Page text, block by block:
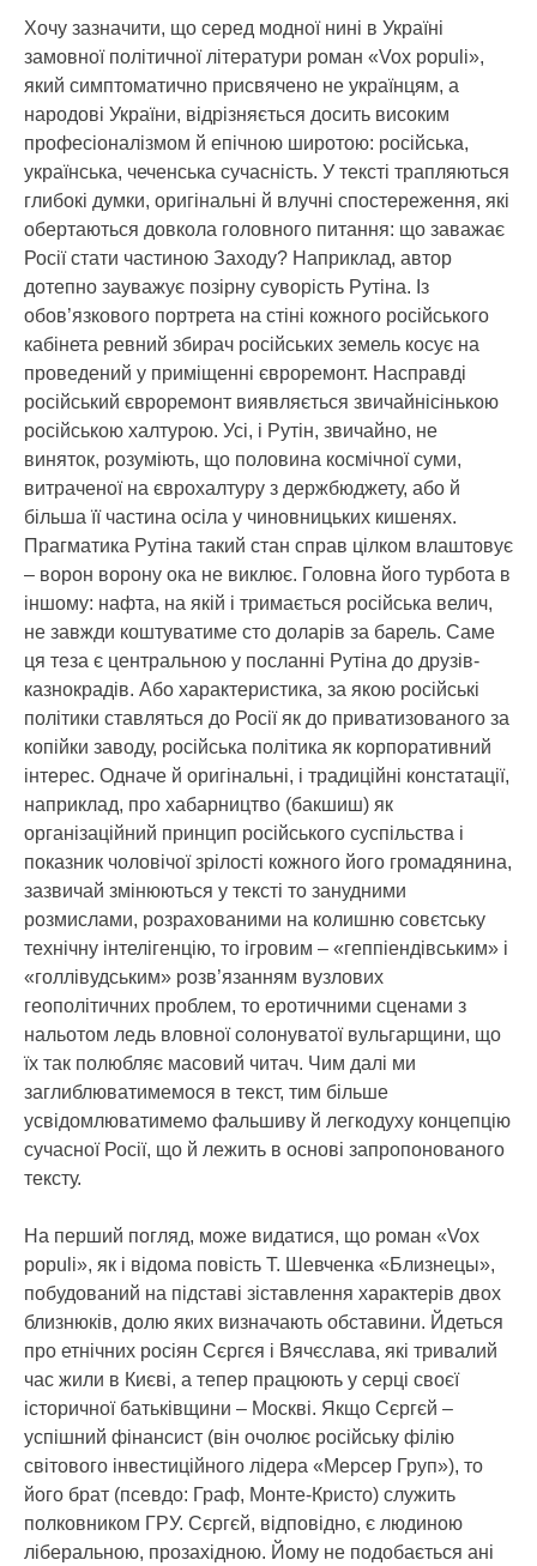
Хочу зазначити, що серед модної нині в Україні
замовної політичної літератури роман «Vox populi»,
який симптоматично присвячено не українцям, а
народові України, відрізняється досить високим
професіоналізмом й епічною широтою: російська,
українська, чеченська сучасність. У тексті трапляються
глибокі думки, оригінальні й влучні спостереження, які
обертаються довкола головного питання: що заважає
Росії стати частиною Заходу? Наприклад, автор
дотепно зауважує позірну суворість Рутіна. Із
обов’язкового портрета на стіні кожного російського
кабінета ревний збирач російських земель косує на
проведений у приміщенні євроремонт. Насправді
російський євроремонт виявляється звичайнісінькою
російською халтурою. Усі, і Рутін, звичайно, не
виняток, розуміють, що половина космічної суми,
витраченої на єврохалтуру з держбюджету, або й
більша її частина осіла у чиновницьких кишенях.
Прагматика Рутіна такий стан справ цілком влаштовує
– ворон ворону ока не виклює. Головна його турбота в
іншому: нафта, на якій і тримається російська велич,
не завжди коштуватиме сто доларів за барель. Саме
ця теза є центральною у посланні Рутіна до друзів-
казнокрадів. Або характеристика, за якою російські
політики ставляться до Росії як до приватизованого за
копійки заводу, російська політика як корпоративний
інтерес. Одначе й оригінальні, і традиційні констатації,
наприклад, про хабарництво (бакшиш) як
організаційний принцип російського суспільства і
показник чоловічої зрілості кожного його громадянина,
зазвичай змінюються у тексті то занудними
розмислами, розрахованими на колишню совєтську
технічну інтелігенцію, то ігровим – «геппіендівським» і
«голлівудським» розв’язанням вузлових
геополітичних проблем, то еротичними сценами з
нальотом ледь вловної солонуватої вульгарщини, що
їх так полюбляє масовий читач. Чим далі ми
заглиблюватимемося в текст, тим більше
усвідомлюватимемо фальшиву й легкодуху концепцію
сучасної Росії, що й лежить в основі запропонованого
тексту.
На перший погляд, може видатися, що роман «Vox
populi», як і відома повість Т. Шевченка «Близнецы»,
побудований на підставі зіставлення характерів двох
близнюків, долю яких визначають обставини. Йдеться
про етнічних росіян Сєргєя і Вячєслава, які тривалий
час жили в Києві, а тепер працюють у серці своєї
історичної батьківщини – Москві. Якщо Сєргєй –
успішний фінансист (він очолює російську філію
світового інвестиційного лідера «Мерсер Груп»), то
його брат (псевдо: Граф, Монте-Кристо) служить
полковником ГРУ. Сєргєй, відповідно, є людиною
ліберальною, прозахідною. Йому не подобається ані